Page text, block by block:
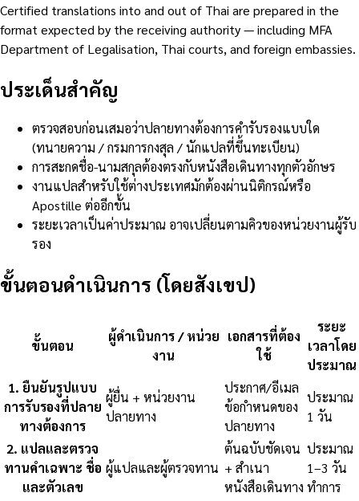
Certified translations into and out of Thai are prepared in the
format expected by the receiving authority — including MFA
Department of Legalisation, Thai courts, and foreign embassies.
ประเด็นสำคัญ
ตรวจสอบก่อนเสมอว่าปลายทางต้องการคำรับรองแบบใด
(ทนายความ / กรมการกงสุล / นักแปลที่ขึ้นทะเบียน)
การสะกดชื่อ-นามสกุลต้องตรงกับหนังสือเดินทางทุกตัวอักษร
งานแปลสำหรับใช้ต่างประเทศมักต้องผ่านนิติกรณ์หรือ
Apostille ต่ออีกขั้น
ระยะเวลาเป็นค่าประมาณ อาจเปลี่ยนตามคิวของหน่วยงานผู้รับ
รอง
ขั้นตอนดำเนินการ (โดยสังเขป)
ขั้นตอน
ผู้ดำเนินการ / หน่วย
งาน
เอกสารที่ต้อง
ใช้
ระยะ
เวลาโดย
ประมาณ
1. ยืนยันรูปแบบ
การรับรองที่ปลาย
ทางต้องการ
ผู้ยื่น + หน่วยงาน
ปลายทาง
ประกาศ/อีเมล
ข้อกำหนดของ
ปลายทาง
ประมาณ
1 วัน
2. แปลและตรวจ
ทานคำเฉพาะ ชื่อ
และตัวเลข
ผู้แปลและผู้ตรวจทาน
ต้นฉบับชัดเจน
+ สำเนา
หนังสือเดินทาง
ประมาณ
1–3 วัน
ทำการ